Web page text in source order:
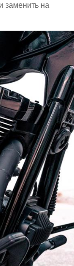
заменить на